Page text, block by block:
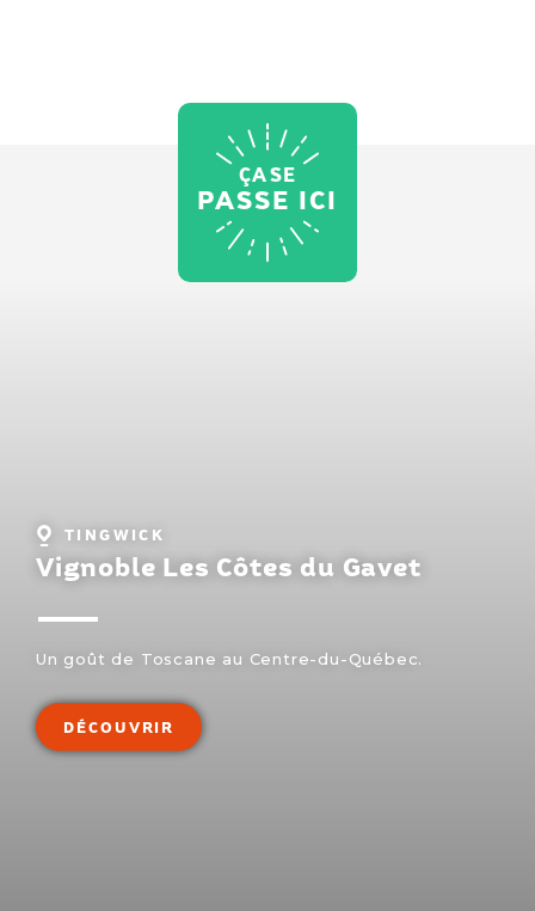
ÇA SE
PASSE ICI
Localité
:
TINGWICK
Vignoble Les Côtes du Gavet
Un goût de Toscane au Centre-du-Québec.
DÉCOUVRIR